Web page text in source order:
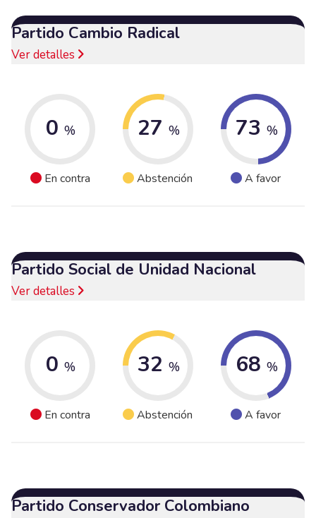
Partido Cambio Radical
Ver detalles
0 %
En contra
27 %
Abstención
73 %
A favor
Partido Social de Unidad Nacional
Ver detalles
0 %
En contra
32 %
Abstención
68 %
A favor
Partido Conservador Colombiano